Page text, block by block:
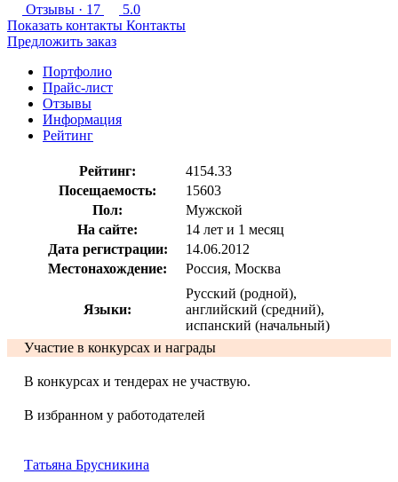
Отзывы · 17
5.0
Показать контакты Контакты
Предложить заказ
Портфолио
Прайс-лист
Отзывы
Информация
Рейтинг
Рейтинг:
4154.33
Посещаемость:
15603
Пол:
Мужской
На сайте:
14 лет и 1 месяц
Дата регистрации:
14.06.2012
Местонахождение:
Россия, Москва
Языки:
Русский (родной),
английский (средний),
испанский (начальный)
Участие в конкурсах и награды
В конкурсах и тендерах не участвую.
В избранном у работодателей
Татьяна Брусникина